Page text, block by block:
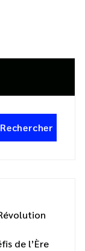
Rechercher
de l’Ère